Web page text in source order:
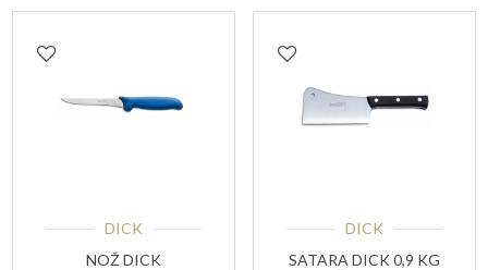
DICK
NOŽ DICK
DICK
SATARA DICK 0,9 KG